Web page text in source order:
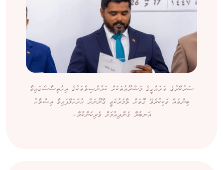
ސަރުކާރުގެ ތަރައްގީގެ މަޝްރޫއުތަކަށް ކައުންސިލްތަކުގެ އިހުތިސާސްގައިވާ
ބިންތައް ވަކިކުރެވޭ ގޮތަށް ލާމަރުކަޒީ ގާނޫނަށް ހުށަހަޅާފައިވާ އިސްލާހު
އަނބުރާ ގެންދިއުމަށް ވެރިކަންކުރާ...